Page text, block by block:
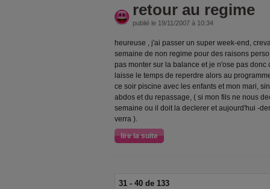
retour au regime
publié le 19/11/2007 à 10:34
heureuse , j'ai passer un super week-end,
semaine de non regime pour des raisons
pas monter sur la balance et je n'ose pas
laisse le temps de reperdre alors au
ce soir piscine avec les enfants et mon mari,
abdos et du repassage, ( si mon fils ne nous
semaine ou il doit la declerer et aujourd'hui -
verra ).
lire la suite
31 - 40 de 133